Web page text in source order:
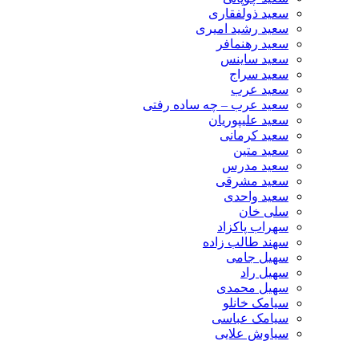
سعید ذولفقاری
سعید رشید امیری
سعید رهنمافر
سعید ساینس
سعید سراج
سعید عرب
سعید عرب – چه ساده رفتی
سعید علیپوریان
سعید کرمانی
سعید متین
سعید مدرس
سعید مشرقی
سعید واحدی
سلی خان
سهراب پاکزاد
سهند طالب زاده
سهیل جامی
سهیل راد
سهیل محمدی
سیامک خانلو
سیامک عباسی
سیاوش علایی